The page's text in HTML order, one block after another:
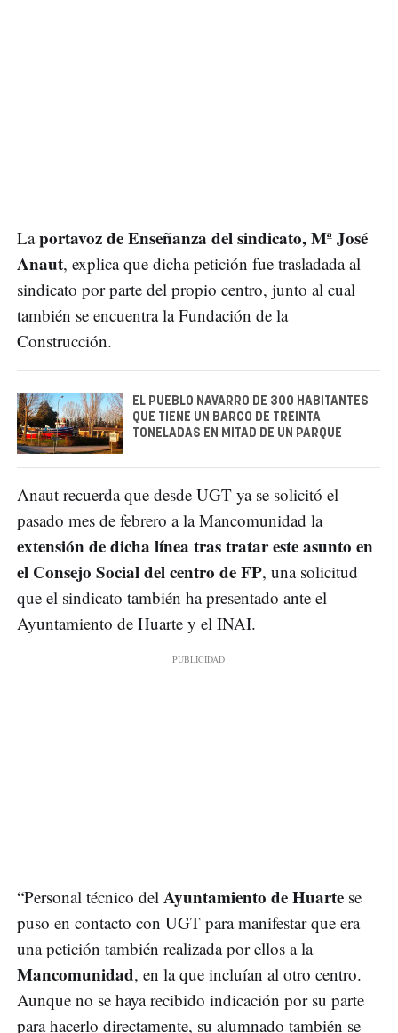
Laportavoz de Enseñanza del sindicato, Mª José
Anaut, explica que dicha petición fue trasladada al
sindicato por parte del propio centro, junto al cual
también se encuentra la Fundación de la
Construcción.
EL PUEBLO NAVARRO DE 300 HABITANTES
QUE TIENE UN BARCO DE TREINTA
TONELADAS EN MITAD DE UN PARQUE
Anaut recuerda que desde UGT ya se solicitó el
pasado mes de febrero a la Mancomunidad la
extensión de dicha línea tras tratar este asunto en
el Consejo Social del centro de FP, una solicitud
que el sindicato también ha presentado ante el
Ayuntamiento de Huarte y el INAI.
“Personal técnico del Ayuntamiento de Huarte se
puso en contacto con UGT para manifestar que era
una petición también realizada por ellos a la
Mancomunidad, en la que incluían al otro centro.
Aunque no se haya recibido indicación por su parte
para hacerlo directamente, su alumnado también se